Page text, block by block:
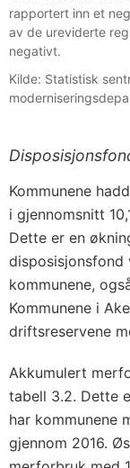
rapportert inn et
av de ureviderte
negativt.
Kilde: Statistisk
Kommunene
i gjennomsnitt
Dette er en
disposisjonsfond
kommunene,
Kommunene i
driftsreservene
Akkumulert
tabell 3.2. Dette
har kommunene
gjennom 2016.